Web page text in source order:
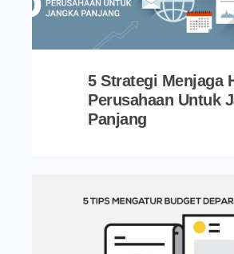
5 Strategi Menjaga
Perusahaan Untuk
Panjang